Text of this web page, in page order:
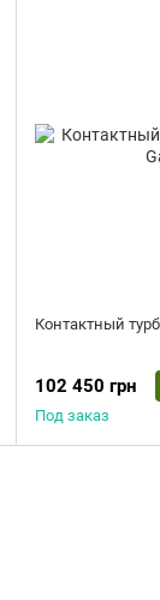
Контактный
102 450 грн
Под заказ